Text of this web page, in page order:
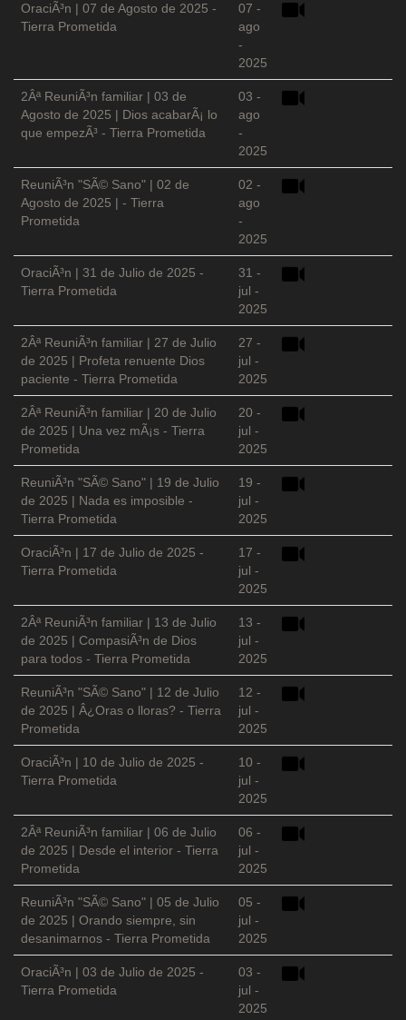
OraciÃ³n | 07 de Agosto de 2025 -
Tierra Prometida
07 -
ago
-
2025
2Âª ReuniÃ³n familiar | 03 de
Agosto de 2025 | Dios acabarÃ¡ lo
que empezÃ³ - Tierra Prometida
03 -
ago
-
2025
ReuniÃ³n "SÃ© Sano" | 02 de
Agosto de 2025 | - Tierra
Prometida
02 -
ago
-
2025
OraciÃ³n | 31 de Julio de 2025 -
Tierra Prometida
31 -
jul -
2025
2Âª ReuniÃ³n familiar | 27 de Julio
de 2025 | Profeta renuente Dios
paciente - Tierra Prometida
27 -
jul -
2025
2Âª ReuniÃ³n familiar | 20 de Julio
de 2025 | Una vez mÃ¡s - Tierra
Prometida
20 -
jul -
2025
ReuniÃ³n "SÃ© Sano" | 19 de Julio
de 2025 | Nada es imposible -
Tierra Prometida
19 -
jul -
2025
OraciÃ³n | 17 de Julio de 2025 -
Tierra Prometida
17 -
jul -
2025
2Âª ReuniÃ³n familiar | 13 de Julio
de 2025 | CompasiÃ³n de Dios
para todos - Tierra Prometida
13 -
jul -
2025
ReuniÃ³n "SÃ© Sano" | 12 de Julio
de 2025 | Â¿Oras o lloras? - Tierra
Prometida
12 -
jul -
2025
OraciÃ³n | 10 de Julio de 2025 -
Tierra Prometida
10 -
jul -
2025
2Âª ReuniÃ³n familiar | 06 de Julio
de 2025 | Desde el interior - Tierra
Prometida
06 -
jul -
2025
ReuniÃ³n "SÃ© Sano" | 05 de Julio
de 2025 | Orando siempre, sin
desanimarnos - Tierra Prometida
05 -
jul -
2025
OraciÃ³n | 03 de Julio de 2025 -
Tierra Prometida
03 -
jul -
2025